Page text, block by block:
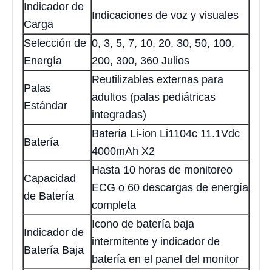
Indicador de
Carga
Indicaciones de voz y visuales
Selección de
Energía
0, 3, 5, 7, 10, 20, 30, 50, 100,
200, 300, 360 Julios
Palas
Estándar
Reutilizables externas para
adultos (palas pediátricas
integradas)
Batería
Batería Li-ion Li1104c 11.1Vdc
4000mAh X2
Capacidad
de Batería
Hasta 10 horas de monitoreo
ECG o 60 descargas de energía
completa
Indicador de
Batería Baja
Icono de batería baja
intermitente y indicador de
batería en el panel del monitor